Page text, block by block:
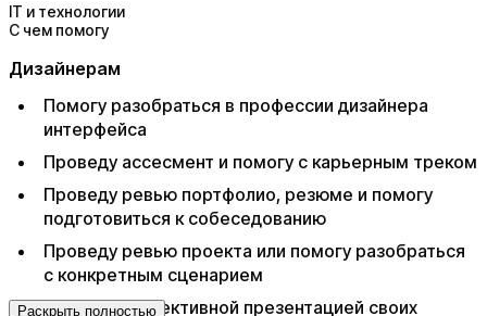
IT и технологии
С чем помогу
Дизайнерам
Помогу разобраться в профессии дизайнера
интерфейса
Проведу ассесмент и помогу с карьерным треком
Проведу ревью портфолио, резюме и помогу
подготовиться к собеседованию
Проведу ревью проекта или помогу разобраться
с конкретным сценарием
Помогу с эффективной презентацией своих
Раскрыть полностью